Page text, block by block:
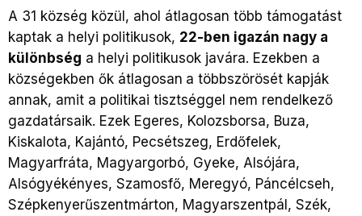
A 31 község közül, ahol átlagosan több támogatást
kaptak a helyi politikusok, 22-ben igazán nagy a
különbség a helyi politikusok javára. Ezekben a
községekben ők átlagosan a többszörösét kapják
annak, amit a politikai tisztséggel nem rendelkező
gazdatársaik. Ezek Egeres, Kolozsborsa, Buza,
Kiskalota, Kajántó, Pecsétszeg, Erdőfelek,
Magyarfráta, Magyargorbó, Gyeke, Alsójára,
Alsógyékényes, Szamosfő, Meregyó, Páncélcseh,
Szépkenyerűszentmárton, Magyarszentpál, Szék,